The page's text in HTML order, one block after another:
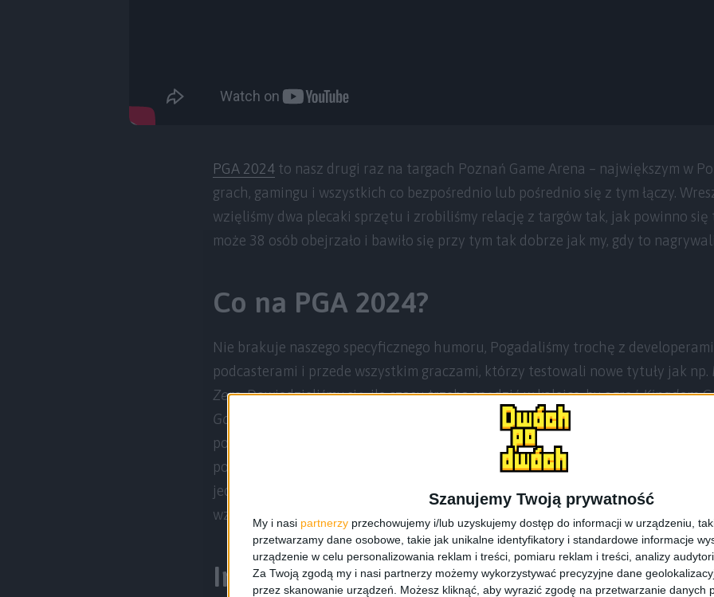
Szanujemy Twoją prywatność
My i nasi partnerzy przechowujemy i/lub uzyskujemy dostęp do informacji w urządzeniu,
przetwarzamy dane osobowe, takie jak unikalne identyfikatory i standardowe informacje
urządzenie w celu personalizowania reklam i treści, pomiaru reklam i treści, analizy
Za Twoją zgodą my i nasi partnerzy możemy wykorzystywać precyzyjne dane
przez skanowanie urządzeń. Możesz kliknąć, aby wyrazić zgodę na przetwarzanie danych
PGA 2024 to nasz drugi raz na targach Poznań Game Arena – największym w
grach, gamingu i wszystkich co bezpośrednio lub pośrednio się z tym łączy.
wzięliśmy dwa plecaki sprzętu i zrobiliśmy relację z targów tak, jak powinno się
może 38 osób obejrzało i bawiło się przy tym tak dobrze jak my, gdy to
Co na PGA 2024?
Nie brakuje naszego specyficznego humoru, Pogadaliśmy trochę z
podcasterami i przede wszystkim graczami, którzy testowali nowe tytuły jak np.
Zero. Dowiedzieliśmy się, ile czasu trzeba spędzić w kolejce, by ograćKingdom
Gothic Remake
. Trafiliśmy na Rafała z podcastu Stary Gracz
powstała dzięki ekipie
, gdzie było ponad 100 stanowisk z grami i
pogadaliśmy chwilę z Andrzejem Muzyczukiem. Uzupełniliśmy prasę grową na
jednogłośnie stwierdziliśmy, że Bethesda w tym roku wygrała wszystko swoim
wzorowaną na grze Fallout 76.
Indie górą!